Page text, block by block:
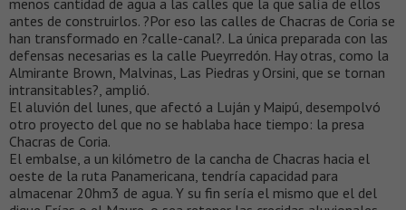
menos cantidad de agua a las calles que la que salía de ellos
antes de construirlos. ?Por eso las calles de Chacras de Coria se
han transformado en ?calle-canal?. La única preparada con las
defensas necesarias es la calle Pueyrredón. Hay otras, como la
Almirante Brown, Malvinas, Las Piedras y Orsini, que se tornan
intransitables?, amplió.
El aluvión del lunes, que afectó a Luján y Maipú, desempolvó
otro proyecto del que no se hablaba hace tiempo: la presa
Chacras de Coria.
El embalse, a un kilómetro de la cancha de Chacras hacia el
oeste de la ruta Panamericana, tendría capacidad para
almacenar 20hm3 de agua. Y su fin sería el mismo que el del